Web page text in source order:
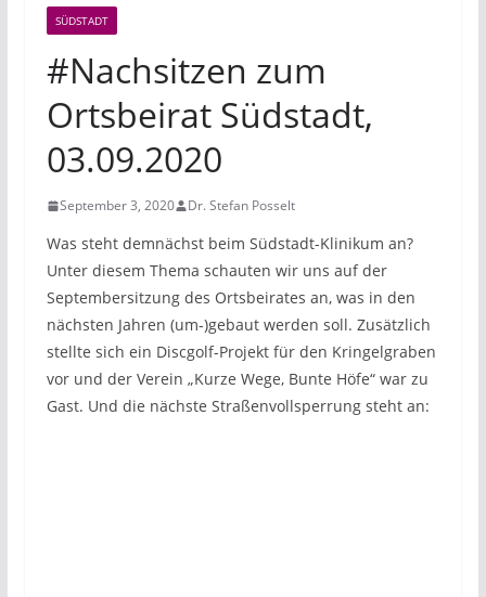
SÜDSTADT
#Nachsitzen zum
Ortsbeirat Südstadt,
03.09.2020
September 3, 2020 Dr. Stefan Posselt
Was steht demnächst beim Südstadt-Klinikum an?
Unter diesem Thema schauten wir uns auf der
Septembersitzung des Ortsbeirates an, was in den
nächsten Jahren (um-)gebaut werden soll. Zusätzlich
stellte sich ein Discgolf-Projekt für den Kringelgraben
vor und der Verein „Kurze Wege, Bunte Höfe“ war zu
Gast. Und die nächste Straßenvollsperrung steht an: